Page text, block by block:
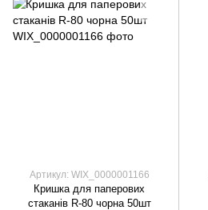
Артикул: WIX_0000001166
Кришка для паперових
стаканів R-80 чорна 50шт